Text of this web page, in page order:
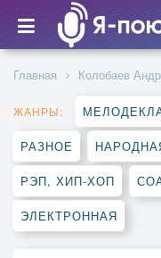
Главная Колобаев
ЖАНРЫ:
РАЗНОЕ
РЭП, ХИП-ХОП
ЭЛЕКТРОННАЯ